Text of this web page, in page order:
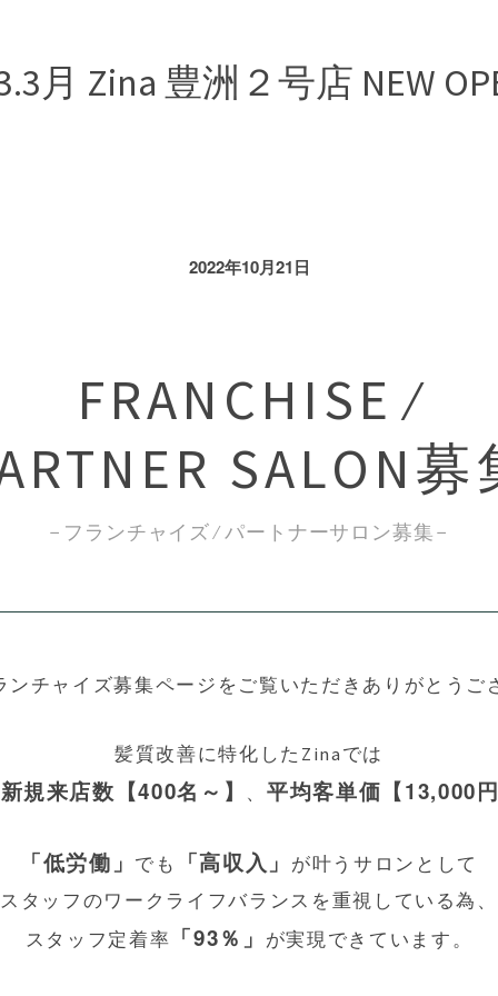
月 Zina 豊洲２号店 NEW
2022年10月21日
FRANCHISE ⁄
SALON募
フランチャイズ ⁄ パートナーサロン募集
ンチャイズ募集ページをご覧いただきありがとうご
髪質改善に特化したZinaでは
規来店数【400名～】 、 平均客単価【13,000円
「低労働」 でも 「高収入」 が叶うサロンとして
スタッフのワークライフバランスを重視している為、
スタッフ定着率 「93％」 が実現できています。